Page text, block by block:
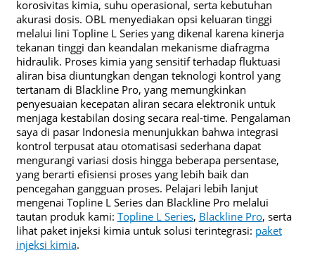
korosivitas kimia, suhu operasional, serta kebutuhan
akurasi dosis. OBL menyediakan opsi keluaran tinggi
melalui lini Topline L Series yang dikenal karena kinerja
tekanan tinggi dan keandalan mekanisme diafragma
hidraulik. Proses kimia yang sensitif terhadap fluktuasi
aliran bisa diuntungkan dengan teknologi kontrol yang
tertanam di Blackline Pro, yang memungkinkan
penyesuaian kecepatan aliran secara elektronik untuk
menjaga kestabilan dosing secara real-time. Pengalaman
saya di pasar Indonesia menunjukkan bahwa integrasi
kontrol terpusat atau otomatisasi sederhana dapat
mengurangi variasi dosis hingga beberapa persentase,
yang berarti efisiensi proses yang lebih baik dan
pencegahan gangguan proses. Pelajari lebih lanjut
mengenai Topline L Series dan Blackline Pro melalui
tautan produk kami: Topline L Series, Blackline Pro, serta
lihat paket injeksi kimia untuk solusi terintegrasi: paket
injeksi kimia.